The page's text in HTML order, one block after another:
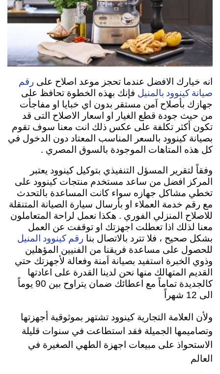
انه خيارك الافضل عندما تحجز موعد اصلاح على رقم
صيانة كينوود بالمنيل فإنك بهذه الخطوة تحافظ على
جهازك بأصلاح اَمن مستقر بدون اي خبايا او مفاجأت
من حيث جودة قطع الغيار او اسعار الاصلاح التى قد
تكون أكثر تكلفة على عكس ذلك انت معنا سوف تقوم
بصيانة كينوود بالسعر المناسب المعتاد دون الدخول في
كل هذه المتاهات الموجودة بالسوق المصري .
وفقاً لتقرير المسؤل التنفيذي بتوكيل كينوود يعتبر
المركز افضل من ساعد مستخدم منتجات كينوود على
تخطي مشاكل جهازه سواء كانت المساعدة بالتحدث
مع رقم خدمة العملاء او بأرسال سيارة الصيانة المتنقلة
للاصلاح المنزلي الفوري . هكذا نعمل لراحة المتعاملون
معنا لذلك اذا تعطلت اجهزتك او توقفت عن العمل
بشكل صحيح ، فلا تترد بالاتصال بنا رقم كينوود المنيل
للحصول على مساعدة فريقنا من الفنيين المؤهلين
وذوي الخبرة استفيد بصيانة اَمنة وفعالة لأجهزتك حتي
القديم المتهالك منها نحن لدينا القدرة على اعادتها
كالجديدة تماماً مع اعطائك ضمان يتراوح بين 90 يوماً
الى 12 شهراً
ولأن العلامة التجارية كينوود تشتهر بموثوقية أجهزتها
وتصاميمها الجميلة فقد استطاعت في سنوات قليلة
الاستحواذ على مبيعات اجهزة الطهي الصغيرة في
العالم